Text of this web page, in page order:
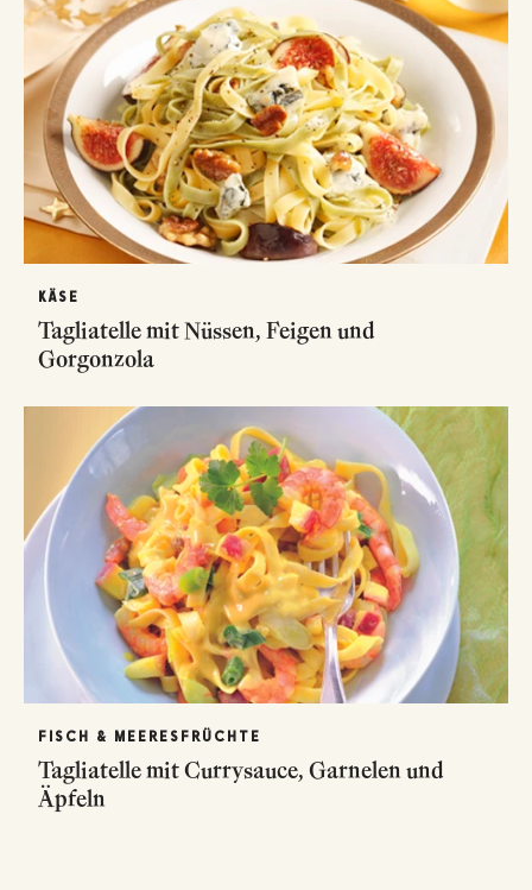
KÄSE
Tagliatelle mit Nüssen, Feigen und
Gorgonzola
FISCH & MEERESFRÜCHTE
Tagliatelle mit Currysauce, Garnelen und
Äpfeln